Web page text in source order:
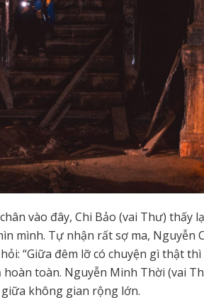
vào đây, Chi Bảo (vai Thư) thấy
mình. Tự nhận rất sợ ma, Nguyễn
“Giữa đêm lỡ có chuyện gì thật
hoàn toàn. Nguyễn Minh Thời (vai
không gian rộng lớn.